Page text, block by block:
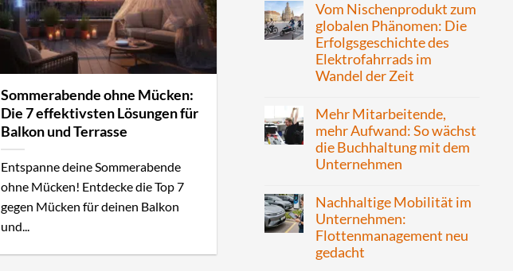
Sommerabende ohne Mücken:
Die 7 effektivsten Lösungen für
Balkon und Terrasse
Entspanne deine Sommerabende
ohne Mücken! Entdecke die Top 7
gegen Mücken für deinen Balkon
und...
Vom Nischenprodukt zum
globalen Phänomen: Die
Erfolgsgeschichte des
Elektrofahrrads im
Wandel der Zeit
Mehr Mitarbeitende,
mehr Aufwand: So wächst
die Buchhaltung mit dem
Unternehmen
Nachhaltige Mobilität im
Unternehmen:
Flottenmanagement neu
gedacht